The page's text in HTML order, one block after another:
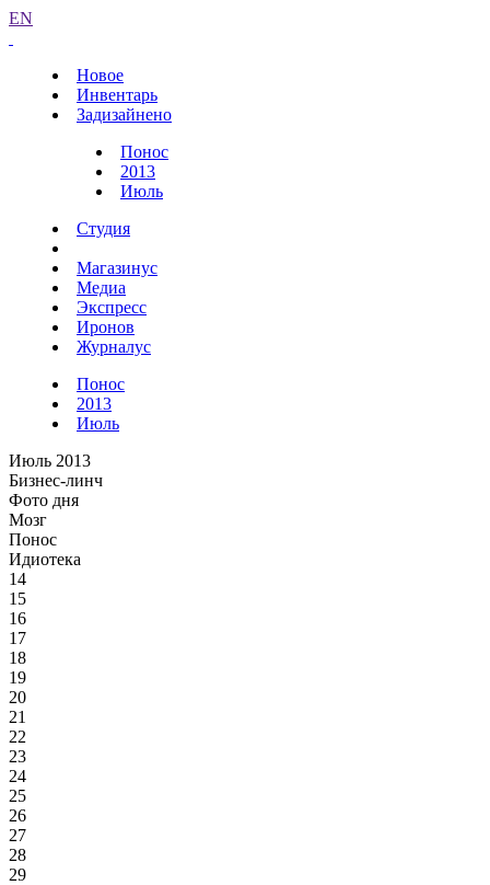
EN
Новое
Инвентарь
Задизайнено
Понос
2013
Июль
Студия
Магазинус
Медиа
Экспресс
Иронов
Журналус
Понос
2013
Июль
Июль 2013
Бизнес-линч
Фото дня
Мозг
Понос
Идиотека
14
15
16
17
18
19
20
21
22
23
24
25
26
27
28
29